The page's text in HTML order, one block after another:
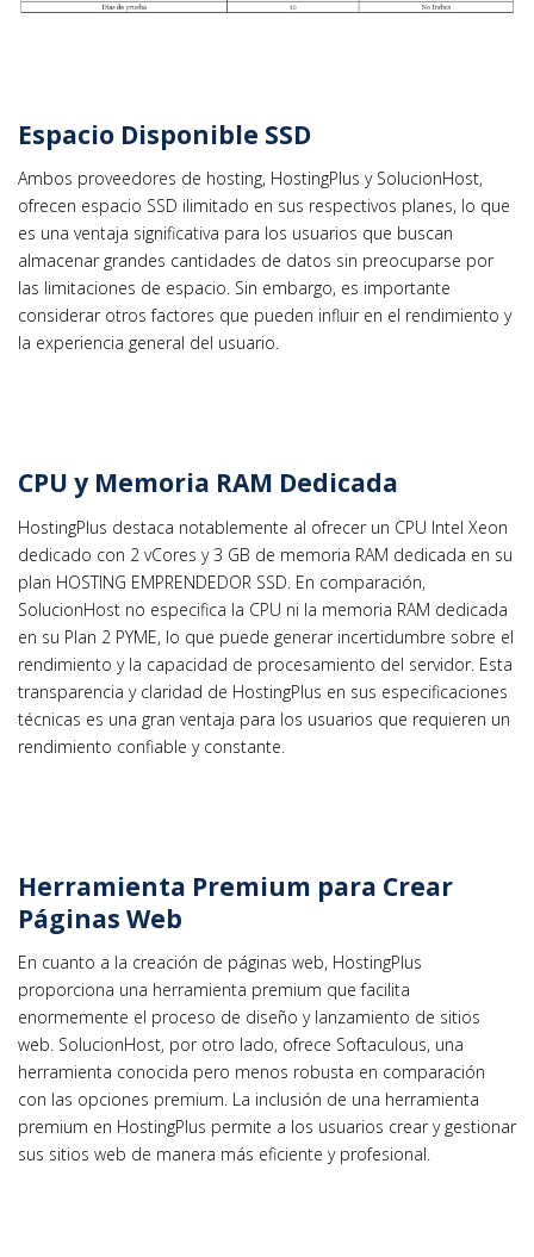
Espacio Disponible SSD
Ambos proveedores de hosting, HostingPlus y SolucionHost,
ofrecen espacio SSD ilimitado en sus respectivos planes, lo que
es una ventaja significativa para los usuarios que buscan
almacenar grandes cantidades de datos sin preocuparse por
las limitaciones de espacio. Sin embargo, es importante
considerar otros factores que pueden influir en el rendimiento y
la experiencia general del usuario.
CPU y Memoria RAM Dedicada
HostingPlus destaca notablemente al ofrecer un CPU Intel Xeon
dedicado con 2 vCores y 3 GB de memoria RAM dedicada en su
plan HOSTING EMPRENDEDOR SSD. En comparación,
SolucionHost no especifica la CPU ni la memoria RAM dedicada
en su Plan 2 PYME, lo que puede generar incertidumbre sobre el
rendimiento y la capacidad de procesamiento del servidor. Esta
transparencia y claridad de HostingPlus en sus especificaciones
técnicas es una gran ventaja para los usuarios que requieren un
rendimiento confiable y constante.
Herramienta Premium para Crear
Páginas Web
En cuanto a la creación de páginas web, HostingPlus
proporciona una herramienta premium que facilita
enormemente el proceso de diseño y lanzamiento de sitios
web. SolucionHost, por otro lado, ofrece Softaculous, una
herramienta conocida pero menos robusta en comparación
con las opciones premium. La inclusión de una herramienta
premium en HostingPlus permite a los usuarios crear y gestionar
sus sitios web de manera más eficiente y profesional.